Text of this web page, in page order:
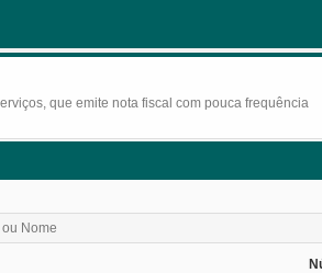
que emite nota fiscal com pouca frequência